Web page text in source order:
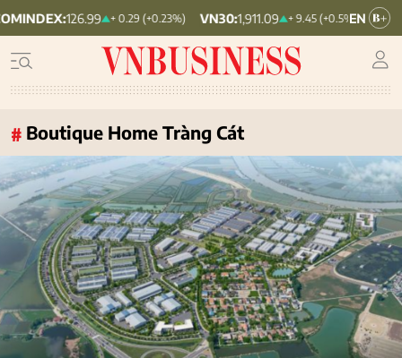
126.99 + 0.29 (+0.23%) VN30:1,911.09 + 9.45 (+0.5%) VNINDEX:
# Boutique Home Tràng Cát